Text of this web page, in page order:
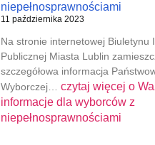
niepełnosprawnościami
11 października 2023
Na stronie internetowej Biuletynu
Publicznej Miasta Lublin
szczegółowa informacja
Wyborczej… czytaj więcej o
informacje dla wyborców z
niepełnosprawnościami